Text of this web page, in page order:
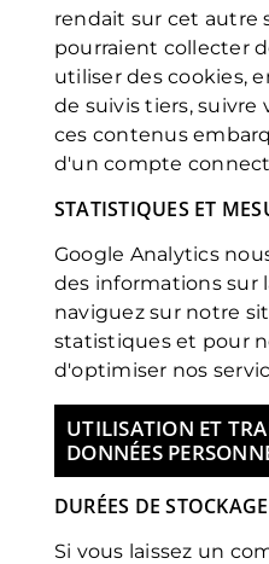
rendait sur cet autre
pourraient collecter
utiliser des cookies,
de suivis tiers, suivre
ces contenus
d'un compte
STATISTIQUES ET
Google Analytics
des informations sur
naviguez sur notre
statistiques et pour
d'optimiser nos
UTILISATION ET
DONNÉES
DURÉES DE
Si vous laissez un